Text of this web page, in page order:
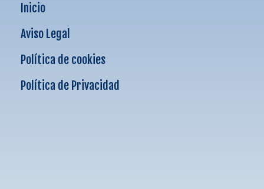
Inicio
Aviso Legal
Política de cookies
Política de Privacidad